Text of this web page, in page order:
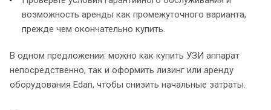
возможность аренды как промежуточного варианта,
прежде чем окончательно купить.
В одном предложении: можно как купить УЗИ аппарат
непосредственно, так и оформить лизинг или аренду
оборудования Edan, чтобы снизить начальные затраты.